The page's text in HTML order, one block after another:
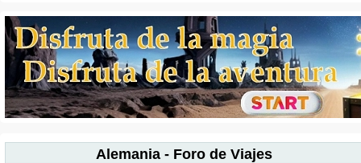
Alemania - Foro de Viajes